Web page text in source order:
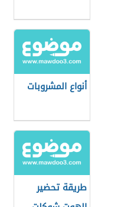
أنواع المشروبات
طريقة تحضير